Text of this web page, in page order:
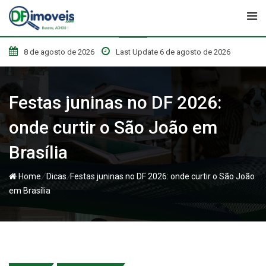
Skip
content
8 de agosto de 2026 Last Update 6 de agosto de 2026
Festas juninas no DF 2026:
onde curtir o São João em
Brasília
Home/Dicas/Festas juninas no DF 2026: onde curtir o São João
em Brasília